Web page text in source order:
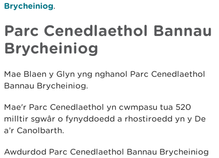
Brycheiniog.
Parc Cenedlaethol Bannau
Brycheiniog
Mae Blaen y Glyn yng nghanol Parc Cenedlaethol
Bannau Brycheiniog.
Mae'r Parc Cenedlaethol yn cwmpasu tua 520
milltir sgwâr o fynyddoedd a rhostiroedd yn y De
a’r Canolbarth.
Awdurdod Parc Cenedlaethol Bannau Brycheiniog